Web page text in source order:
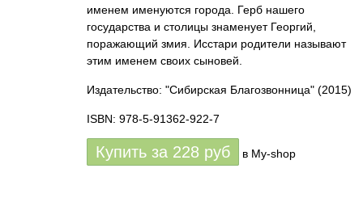
именем именуются города. Герб нашего
государства и столицы знаменует Георгий,
поражающий змия. Исстари родители называют
этим именем своих сыновей.
Издательство: "Сибирская Благозвонница" (2015)
ISBN: 978-5-91362-922-7
Купить за 228 руб в My-shop